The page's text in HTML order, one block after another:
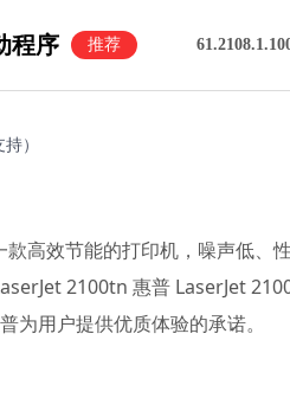
程序 推荐
）
高效节能的打印机，噪声低、
2100tn 惠普 LaserJet
为用户提供优质体验的承诺。